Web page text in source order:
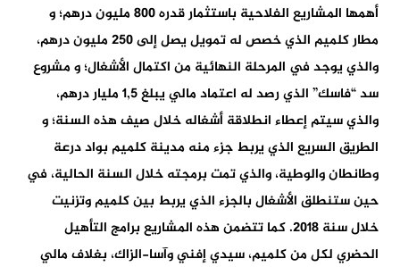
أهمها المشاريع الفلاحية باستثمار قدره 800 مليون درهم؛ و
مطار كلميم الذي خصص له تمويل يصل إلى 250 مليون درهم،
والذي يوجد في المرحلة النهائية من اكتمال الأشغال؛ و مشروع
سد “فاسك” الذي رصد له اعتماد مالي يبلغ 1,5 مليار درهم،
والذي سيتم إعطاء انطلاقة أشغاله خلال صيف هذه السنة؛ و
الطريق السريع الذي يربط جزء منه مدينة كلميم بواد درعة
وطانطان والوطية، والذي تمت برمجته خلال السنة الحالية، في
حين ستنطلق الأشغال بالجزء الذي يربط بين كلميم وتزنيت
خلال سنة 2018. كما تتضمن هذه المشاريع برامج التأهيل
الحضري لكل من كلميم، سيدي إفني وآسا-الزاك، بغلاف مالي